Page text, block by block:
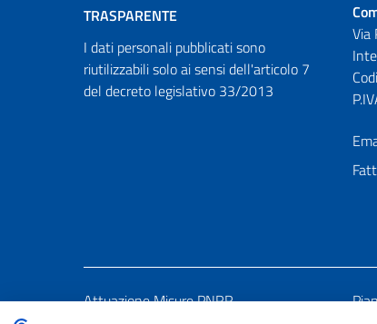
TRASPARENTE
I dati personali pubblicati sono
riutilizzabili solo ai sensi dell'articolo 7
del decreto legislativo 33/2013
Via
Attuazione Misure PNRR